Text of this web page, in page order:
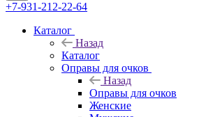
+7-931-212-22-64
Каталог
Назад
Каталог
Оправы для очков
Назад
Оправы для очков
Женские